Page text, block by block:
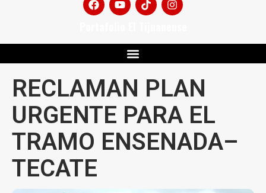
RECLAMAN PLAN
URGENTE PARA EL
TRAMO ENSENADA–
TECATE